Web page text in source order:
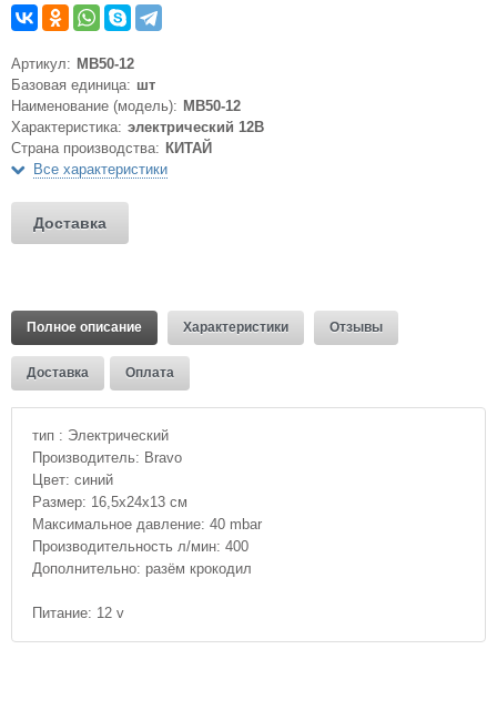
Артикул: MB50-12
Базовая единица: шт
Наименование (модель): MB50-12
Характеристика: электрический 12В
Страна производства: КИТАЙ
Все характеристики
Доставка
Полное описание Характеристики Отзывы
Доставка Оплата
тип : Электрический
Производитель: Bravo
Цвет: синий
Размер: 16,5х24х13 см
Максимальное давление: 40 mbar
Производительность л/мин: 400
Дополнительно: разём крокодил
Питание: 12 v